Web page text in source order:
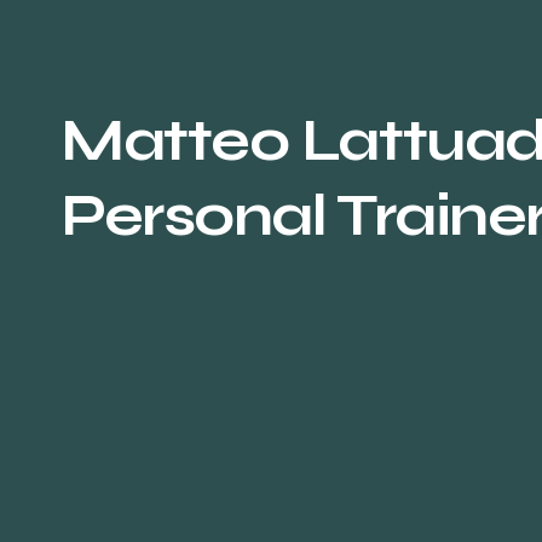
Matteo
Personal